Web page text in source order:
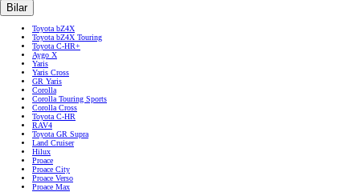
Bilar
Toyota bZ4X
Toyota bZ4X Touring
Toyota C-HR+
Aygo X
Yaris
Yaris Cross
GR Yaris
Corolla
Corolla Touring Sports
Corolla Cross
Toyota C-HR
RAV4
Toyota GR Supra
Land Cruiser
Hilux
Proace
Proace City
Proace Verso
Proace Max